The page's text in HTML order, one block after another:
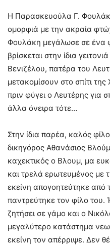
Η Παρασκευούλα Γ.
ομορφιά με την ακραία
Φουλάκη μεγάλωσε σε ένα
βρίσκεται στην ίδια
Βενιζέλου, πατέρα του
μετακομίσουν στο σπίτι
πριν φύγει ο Λευτέρης για
άλλα όνειρα τότε…
Στην ίδια παρέα, καλός
δικηγόρος Αθανάσιος
καχεκτικός ο Βλουμ, μα
και τρελά ερωτευμένος με
εκείνη απογοητεύτηκε από
παντρεύτηκε τον φίλο του.
ζητήσει σε γάμο και ο
μεγαλύτερο κατάστημα
εκείνη τον απέρριψε. Δεν